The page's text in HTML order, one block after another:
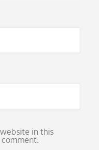
in this